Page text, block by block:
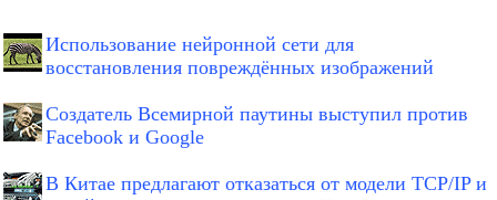
Использование нейронной сети для
восстановления повреждённых изображений
Создатель Всемирной паутины выступил против
Facebook и Google
В Китае предлагают отказаться от модели TCP/IP и